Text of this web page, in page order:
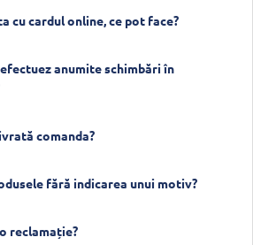
cu cardul online, ce pot face?
anumite schimbări în
comanda?
fără indicarea unui motiv?
reclamație?